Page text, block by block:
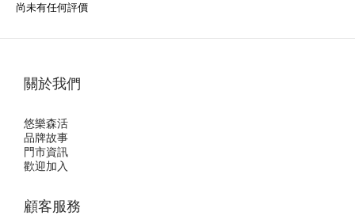
尚未有任何評價
關於我們
悠樂森活
品牌故事
門市資訊
歡迎加入
顧客服務